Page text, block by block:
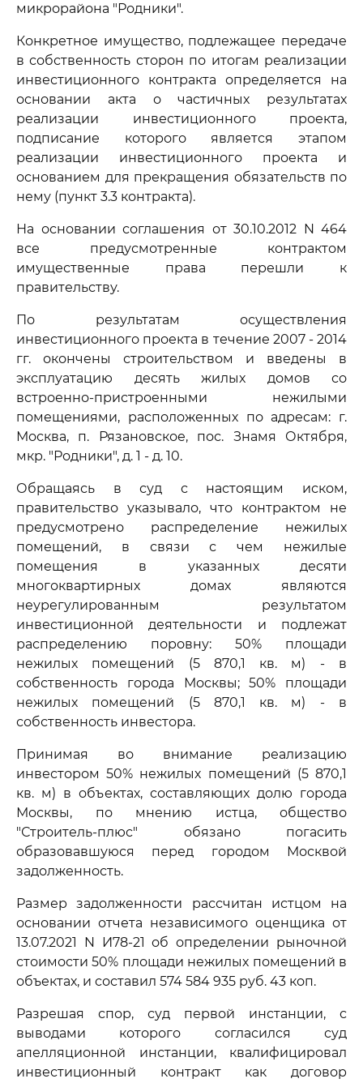
микрорайона "Родники".
Конкретное имущество, подлежащее передаче
в собственность сторон по итогам реализации
инвестиционного контракта определяется на
основании акта о частичных результатах
реализации инвестиционного проекта,
подписание которого является этапом
реализации инвестиционного проекта и
основанием для прекращения обязательств по
нему (пункт 3.3 контракта).
На основании соглашения от 30.10.2012 N 464
все предусмотренные контрактом
имущественные права перешли к
правительству.
По результатам осуществления
инвестиционного проекта в течение 2007 - 2014
гг. окончены строительством и введены в
эксплуатацию десять жилых домов со
встроенно-пристроенными нежилыми
помещениями, расположенных по адресам: г.
Москва, п. Рязановское, пос. Знамя Октября,
мкр. "Родники", д. 1 - д. 10.
Обращаясь в суд с настоящим иском,
правительство указывало, что контрактом не
предусмотрено распределение нежилых
помещений, в связи с чем нежилые
помещения в указанных десяти
многоквартирных домах являются
неурегулированным результатом
инвестиционной деятельности и подлежат
распределению поровну: 50% площади
нежилых помещений (5 870,1 кв. м) - в
собственность города Москвы; 50% площади
нежилых помещений (5 870,1 кв. м) - в
собственность инвестора.
Принимая во внимание реализацию
инвестором 50% нежилых помещений (5 870,1
кв. м) в объектах, составляющих долю города
Москвы, по мнению истца, общество
"Строитель-плюс" обязано погасить
образовавшуюся перед городом Москвой
задолженность.
Размер задолженности рассчитан истцом на
основании отчета независимого оценщика от
13.07.2021 N И78-21 об определении рыночной
стоимости 50% площади нежилых помещений в
объектах, и составил 574 584 935 руб. 43 коп.
Разрешая спор, суд первой инстанции, с
выводами которого согласился суд
апелляционной инстанции, квалифицировал
инвестиционный контракт как договор